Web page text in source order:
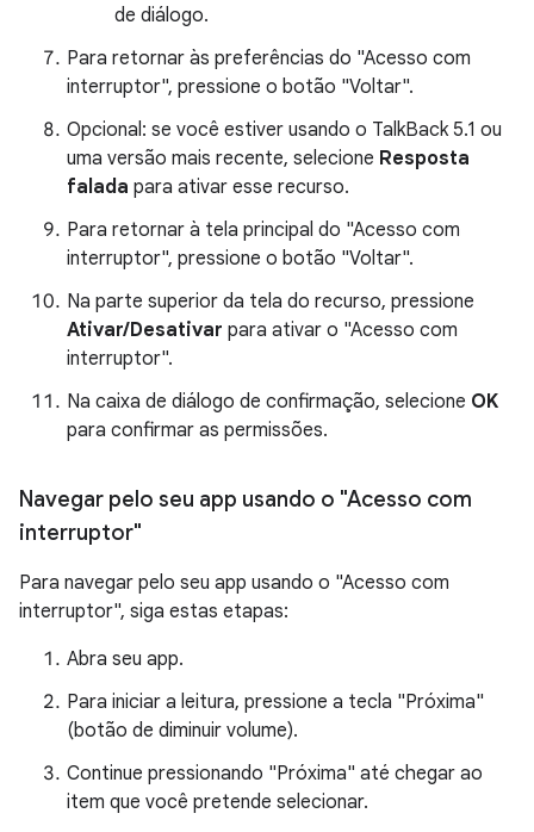
de diálogo.
Para retornar às preferências do "Acesso com
interruptor", pressione o botão "Voltar".
Opcional: se você estiver usando o TalkBack 5.1 ou
uma versão mais recente, selecione Resposta
falada para ativar esse recurso.
Para retornar à tela principal do "Acesso com
interruptor", pressione o botão "Voltar".
Na parte superior da tela do recurso, pressione
Ativar/Desativar para ativar o "Acesso com
interruptor".
Na caixa de diálogo de confirmação, selecione OK
para confirmar as permissões.
Navegar pelo seu app usando o "Acesso com
interruptor"
Para navegar pelo seu app usando o "Acesso com
interruptor", siga estas etapas:
Abra seu app.
Para iniciar a leitura, pressione a tecla "Próxima"
(botão de diminuir volume).
Continue pressionando "Próxima" até chegar ao
item que você pretende selecionar.